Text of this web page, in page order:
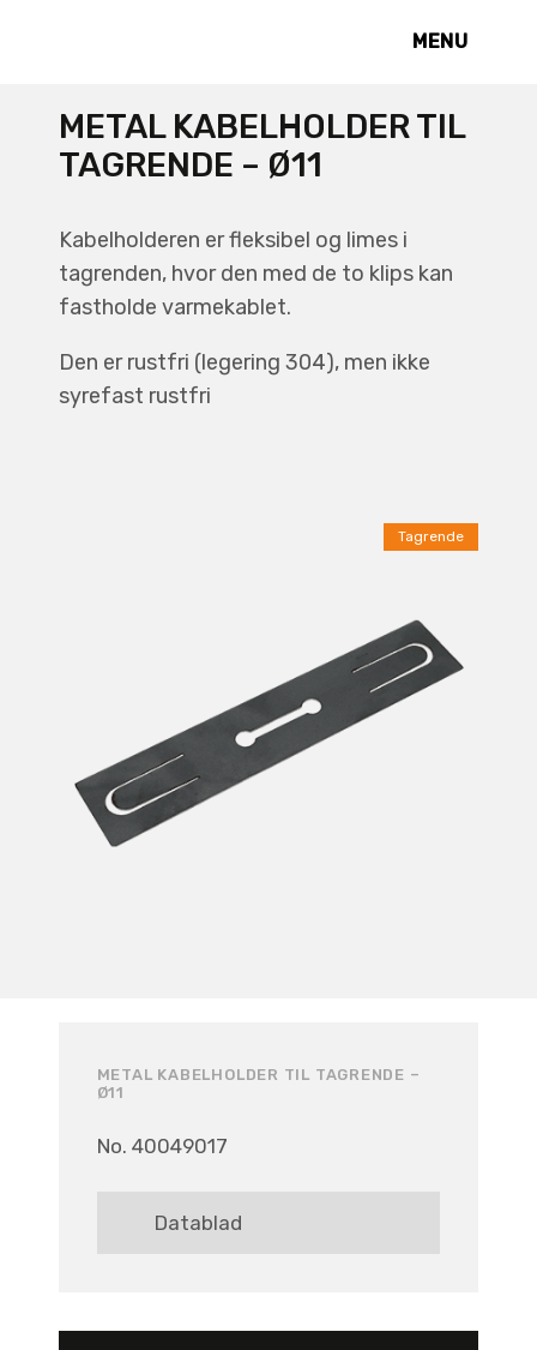
MENU
METAL KABELHOLDER TIL
TAGRENDE – Ø11
Kabelholderen er fleksibel og limes i
tagrenden, hvor den med de to klips kan
fastholde varmekablet.
Den er rustfri (legering 304), men ikke
syrefast rustfri
Tagrende
METAL KABELHOLDER TIL TAGRENDE –
Ø11
No. 40049017
Datablad